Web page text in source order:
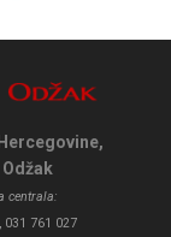
centrala:
031 761 027